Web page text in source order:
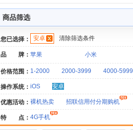
商品筛选
您已选择： 安卓 清除筛选条件
品 牌： 苹果 小米
价格范围： 1-2000 2000-3999 4000-5999
操作系统： iOS 安卓
优惠活动： 裸机热卖 招联信用付分期购机
特 点： 4G手机